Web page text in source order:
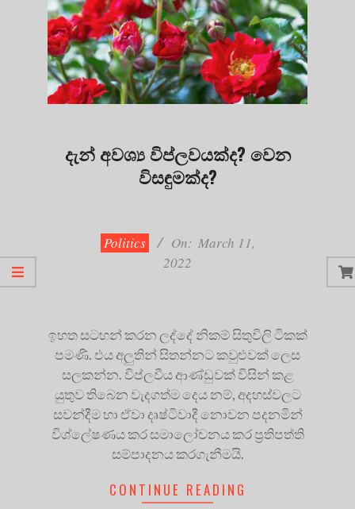
දැන් අවශ්‍ය විප්ලවයක්ද? වෙන
විසඳුමක්ද?
Politics On: March 11,
2022
ඉහත සටහන් කරන ලද්දේ නිකම් සිතුවිලි ටිකක්
පමණි. එය අලුතින් සිතන්නට කවුළුවක් ලෙස
සලකන්න. විප්ලවීය ආණ්ඩුවක් විසින් කළ
යුතුව තිබෙන වැදගත්ම දෙය නම්, අදහස්වලට
සවන්දීම හා ඒවා දෘෂ්ටිවාදී නොවන පදනමින්
විශ්ලේෂණය කර සමාලෝචනය කර ප්‍රතිපත්ති
සම්පාදනය කරගැනීමයි.
CONTINUE READING